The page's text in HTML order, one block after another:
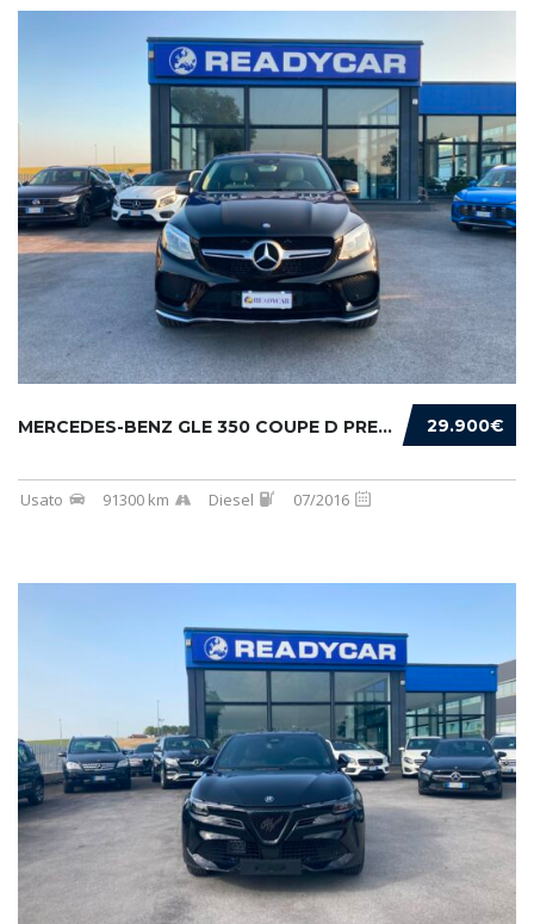
29.900€
MERCEDES-BENZ GLE 350 COUPE D PREMIUM 4MATIC...
Usato 91300 km Diesel 07/2016